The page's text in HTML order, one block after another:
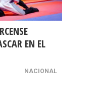
EN EL
NACIONAL